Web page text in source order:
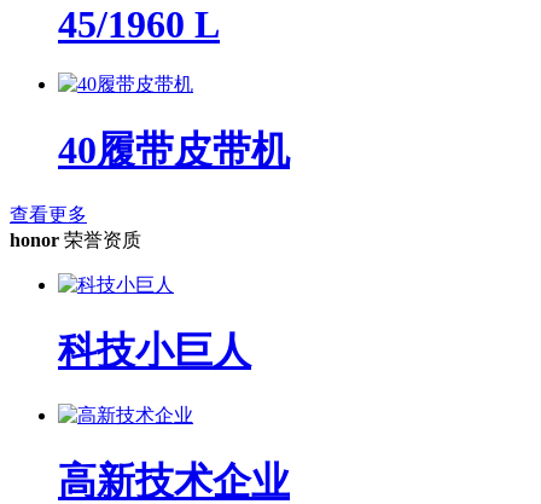
45/1960 L
40履带皮带机
查看更多
honor 荣誉资质
科技小巨人
高新技术企业